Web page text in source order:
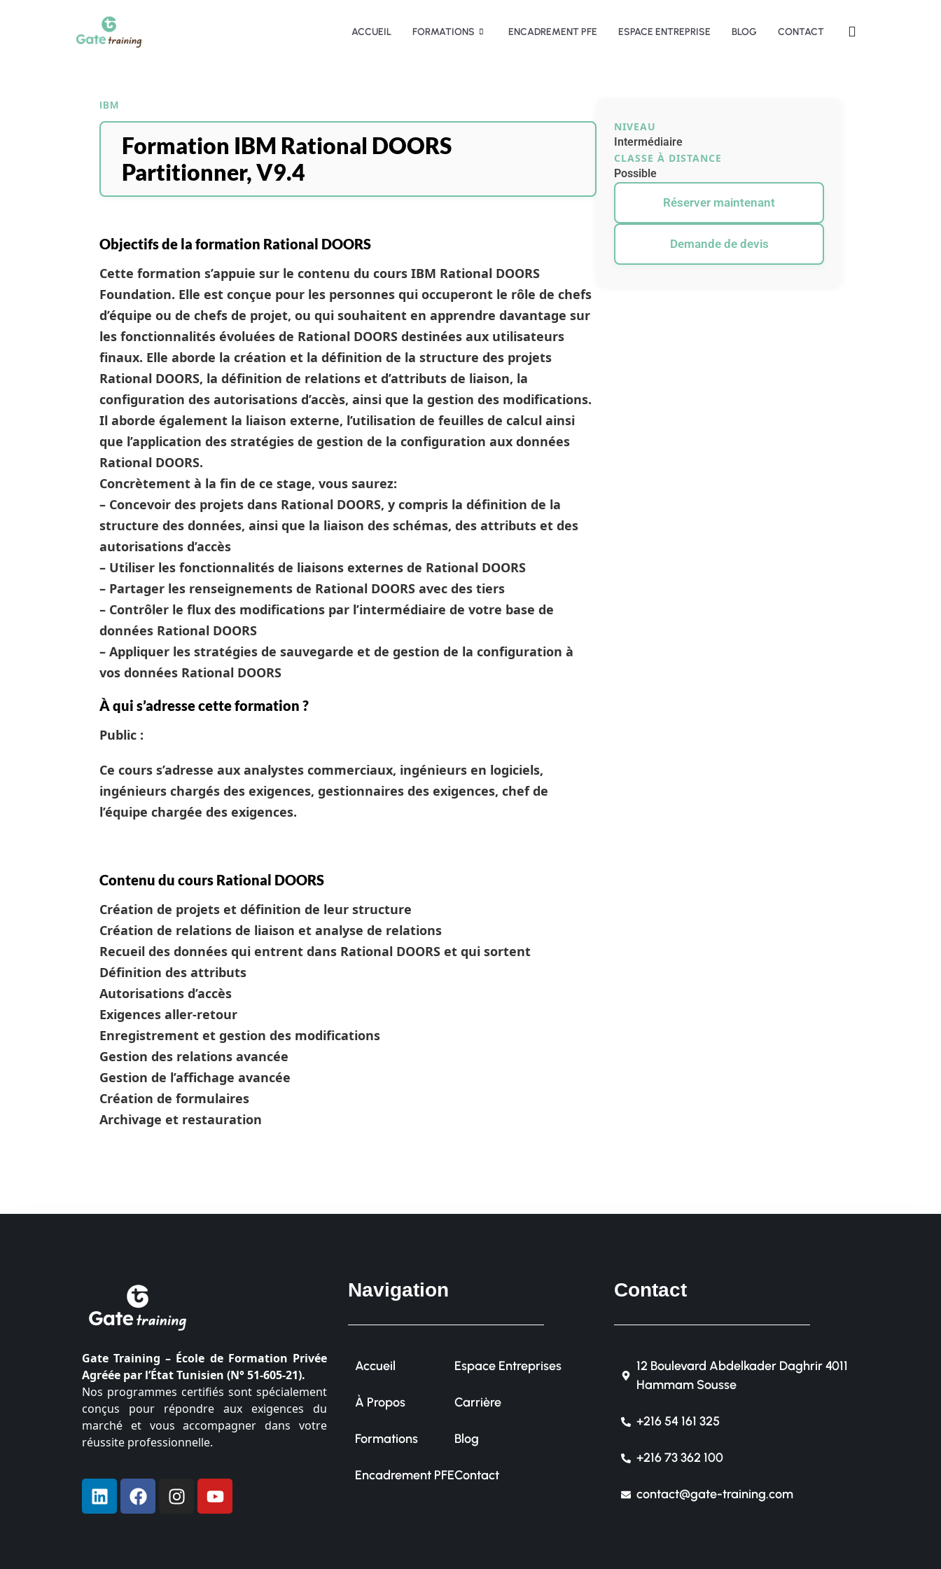
ACCUEIL FORMATIONS ENCADREMENT PFE ESPACE ENTREPRISE BLOG CONTACT
IBM
Formation IBM Rational DOORS
Partitionner, V9.4
Objectifs de la formation Rational DOORS
Cette formation s’appuie sur le contenu du cours IBM Rational DOORS
Foundation. Elle est conçue pour les personnes qui occuperont le rôle de chefs
d’équipe ou de chefs de projet, ou qui souhaitent en apprendre davantage sur
les fonctionnalités évoluées de Rational DOORS destinées aux utilisateurs
finaux. Elle aborde la création et la définition de la structure des projets
Rational DOORS, la définition de relations et d’attributs de liaison, la
configuration des autorisations d’accès, ainsi que la gestion des modifications.
Il aborde également la liaison externe, l’utilisation de feuilles de calcul ainsi
que l’application des stratégies de gestion de la configuration aux données
Rational DOORS.
Concrètement à la fin de ce stage, vous saurez:
– Concevoir des projets dans Rational DOORS, y compris la définition de la
structure des données, ainsi que la liaison des schémas, des attributs et des
autorisations d’accès
– Utiliser les fonctionnalités de liaisons externes de Rational DOORS
– Partager les renseignements de Rational DOORS avec des tiers
– Contrôler le flux des modifications par l’intermédiaire de votre base de
données Rational DOORS
– Appliquer les stratégies de sauvegarde et de gestion de la configuration à
vos données Rational DOORS
À qui s’adresse cette formation ?
Public :
Ce cours s’adresse aux analystes commerciaux, ingénieurs en logiciels,
ingénieurs chargés des exigences, gestionnaires des exigences, chef de
l’équipe chargée des exigences.
Contenu du cours Rational DOORS
Création de projets et définition de leur structure
Création de relations de liaison et analyse de relations
Recueil des données qui entrent dans Rational DOORS et qui sortent
Définition des attributs
Autorisations d’accès
Exigences aller-retour
Enregistrement et gestion des modifications
Gestion des relations avancée
Gestion de l’affichage avancée
Création de formulaires
Archivage et restauration
NIVEAU
Intermédiaire
CLASSE À DISTANCE
Possible
Réserver maintenant
Demande de devis
Gate Training – École de Formation Privée
Agréée par l’État Tunisien (N° 51-605-21).
Nos programmes certifiés sont spécialement
conçus pour répondre aux exigences du
marché et vous accompagner dans votre
réussite professionnelle.
Navigation
Accueil
À Propos
Formations
Encadrement PFE
Espace Entreprises
Carrière
Blog
Contact
Contact
12 Boulevard Abdelkader Daghrir 4011
Hammam Sousse
+216 54 161 325
+216 73 362 100
contact@gate-training.com